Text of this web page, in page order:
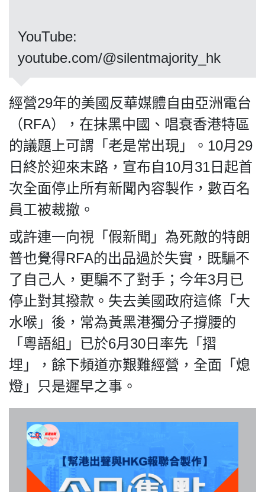
私
隱
政
策
及
免
責
聲
明
2018
Silent
Majority
For
HK.
All
rights
reserved.
​​​​​​​YouTube:
youtube.com/@silentmajority_hk
經營29年的美國反華媒體自由亞洲電台
（RFA），在抹黑中國、唱衰香港特區
的議題上可謂「老是常出現」。10月29
日終於迎來末路，宣布自10月31日起首
次全面停止所有新聞內容製作，數百名
員工被裁撤。
或許連一向視「假新聞」為死敵的特朗
普也覺得RFA的出品過於失實，既騙不
了自己人，更騙不了對手；今年3月已
停止對其撥款。失去美國政府這條「大
水喉」後，常為黃黑港獨分子撐腰的
「粵語組」已於6月30日率先「摺
埋」，餘下頻道亦艱難經營，全面「熄
燈」只是遲早之事。